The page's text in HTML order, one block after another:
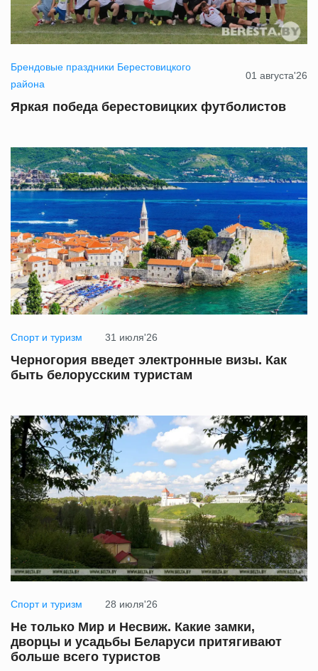
Брендовые праздники Берестовицкого
района
01 августа'26
Яркая победа берестовицких футболистов
Спорт и туризм 31 июля'26
Черногория введет электронные визы. Как
быть белорусским туристам
Спорт и туризм 28 июля'26
Не только Мир и Несвиж. Какие замки,
дворцы и усадьбы Беларуси притягивают
больше всего туристов